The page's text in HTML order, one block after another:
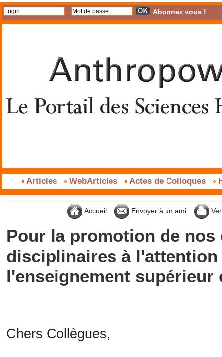
Abonnez vous !
Articles WebArticles Actes de Colloques
Accueil Envoyer à un ami
Pour la promotion de nos
disciplinaires à
l'enseignement supérieur
Chers Collègues,